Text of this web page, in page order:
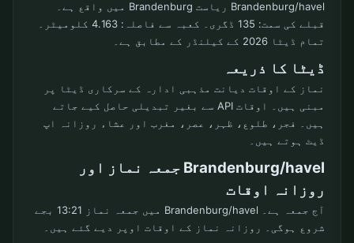
Brandenburg/havel ریاست Brandenburg میں واقع ہے۔
قبلے کی سمت: 135 ڈگری۔ کعبہ سے فاصلہ: 4.163 کلومیٹر۔
تمام ڈیٹا 2026 کے کیلنڈر کے مطابق ہے۔
ڈیٹا کا ذریعہ
نماز کے اوقات دیانت مذہبی ادارہ کے سرکاری ڈیٹا پر
مبنی ہیں۔ اوقات API سے بغیر تبدیلی حاصل کیے جاتے
ہیں۔ فجر، طلوع، ظہر، عصر، مغرب اور عشاء روزانہ اپ
ڈیٹ ہوتے ہیں۔
Brandenburg/havel جمعہ نماز اور
روزانہ اوقات
آج جمعہ ہے۔ Brandenburg/havel میں جمعہ نماز 13:21 بجے
شروع ہوگی۔ روزانہ نماز کے اوقات اوپر دیے گئے ہیں۔